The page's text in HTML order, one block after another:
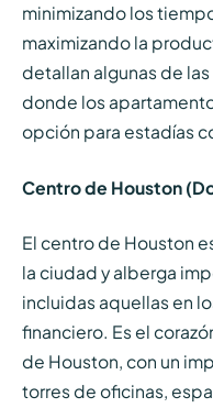
minimizando los
maximizando la
detallan algunas de
donde los
opción para estadías
Centro de Houston
El centro de Houston
la ciudad y alberga
incluidas aquellas en
financiero. Es el
de Houston, con un
torres de oficinas,